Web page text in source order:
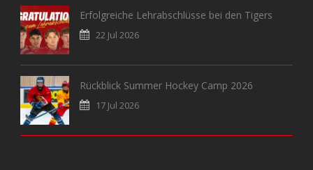
Erfolgreiche Lehrabschlüsse bei den Tigers
22 Jul 2026
Rückblick Summer Hockey Camp 2026
17 Jul 2026